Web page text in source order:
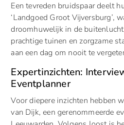
Een tevreden bruidspaar deelt
‘Landgoed Groot Vijversburg’,
droomhuwelijk in de
prachtige tuinen en zorgzame
aan een dag om nooit te
Expertinzichten:
Eventplanner
Voor diepere inzichten hebben
van Dijk, een gerenommeerde